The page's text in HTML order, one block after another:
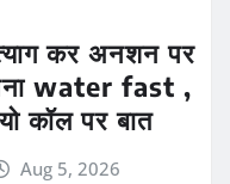
कर अनशन पर
water fast ,
कॉल पर बात
Aug 5, 2026